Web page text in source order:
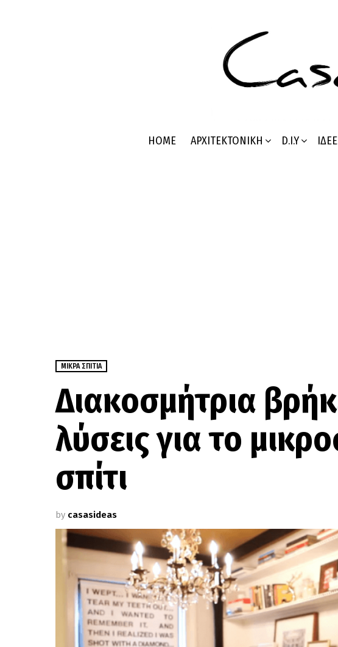
HOME ΑΡΧΙΤΕΚΤΟΝΙΚΉ D.I.Y
ΜΙΚΡΆ ΣΠΊΤΙΑ
Διακοσμήτρια
λύσεις για το
σπίτι
by casasideas